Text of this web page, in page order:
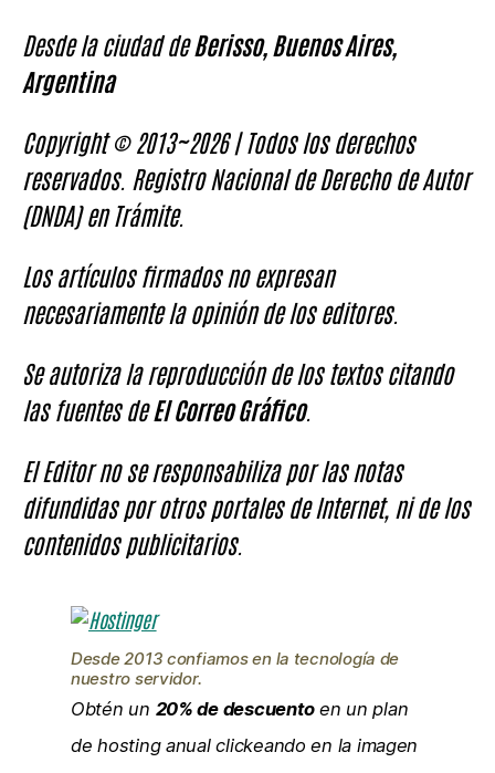
Desde la ciudad deBerisso, Buenos Aires,
Argentina
Copyright © 2013~2026 | Todos los derechos
reservados. Registro Nacional de Derecho de Autor
(DNDA) en Trámite.
Los artículos firmados no expresan
necesariamente la opinión de los editores.
Se autoriza la reproducción de los textos citando
las fuentes deEl Correo Gráfico.
El Editor no se responsabiliza por las notas
difundidas por otros portales de Internet, ni de los
contenidos publicitarios.
Desde 2013 confiamos en la tecnología de
nuestro servidor.
Obtén un 20% de descuentoen un plan
de hosting anual clickeando en la imagen